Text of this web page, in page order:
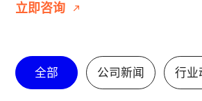
立即咨询
全部 公司新闻 行业